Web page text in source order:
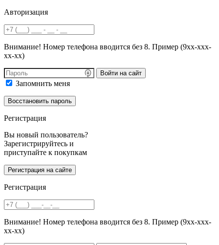
Авторизация
Внимание! Номер телефона вводится без 8. Пример (9хх-ххх-
хх-хх)
Войти на сайт
Запомнить меня
Регистрация
Вы новый пользователь?
Зарегистрируйтесь и
приступайте к покупкам
Регистрация
Внимание! Номер телефона вводится без 8. Пример (9хх-ххх-
хх-хх)